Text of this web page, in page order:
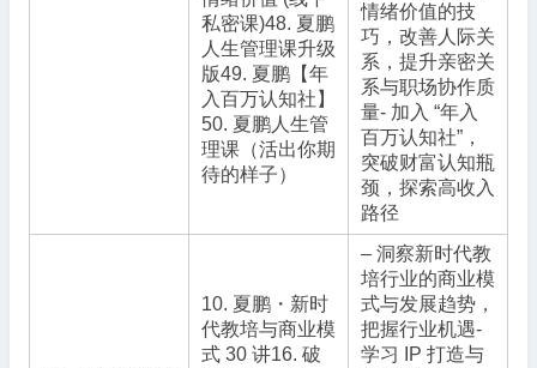
私密课)48. 夏鹏
人生管理课升级
版49. 夏鹏【年
入百万认知社】
50. 夏鹏人生管
理课（活出你期
待的样子）
情绪价值的技
巧，改善人际关
系，提升亲密关
系与职场协作质
量- 加入 “年入
百万认知社”，
突破财富认知瓶
颈，探索高收入
路径
10. 夏鹏・新时
代教培与商业模
式 30 讲16. 破
– 洞察新时代教
培行业的商业模
式与发展趋势，
把握行业机遇-
学习 IP 打造与